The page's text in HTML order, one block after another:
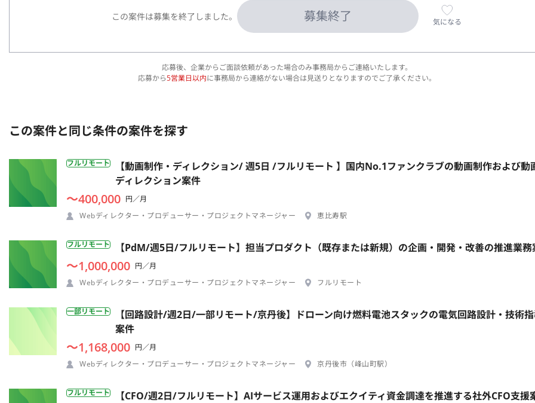
この案件は募集を終了しました。 募集終了 気になる
応募後、企業からご面談依頼があった場合のみ事務局からご連絡いたします。
応募から5営業日以内に事務局から連絡がない場合は見送りとなりますのでご了承ください。
この案件と同じ条件の案件を探す
フルリモート
【動画制作・ディレクション/ 週5日 /フルリモート 】国内No.1ファンクラブの動画制作および動
ディレクション案件
〜400,000 円／月
Webディレクター・プロデューサー・プロジェクトマネージャー
恵比寿駅
フルリモート 【PdM/週5日/フルリモート】担当プロダクト（既存または新規）の企画・開発・改善の推進業務
〜1,000,000 円／月
Webディレクター・プロデューサー・プロジェクトマネージャー
フルリモート
一部リモート
【回路設計/週2日/一部リモート/京丹後】ドローン向け燃料電池スタックの電気回路設計・技術
案件
〜1,168,000 円／月
Webディレクター・プロデューサー・プロジェクトマネージャー
京丹後市（峰山町駅）
フルリモート 【CFO/週2日/フルリモート】AIサービス運用およびエクイティ資金調達を推進する社外CFO支援